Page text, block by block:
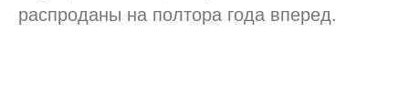
распроданы на полтора года вперед.